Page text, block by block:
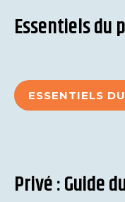
Essentiels du
ESSENTIELS
Privé : Guide